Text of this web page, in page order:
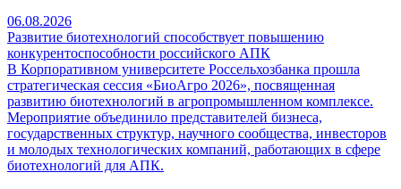
06.08.2026
Развитие биотехнологий способствует повышению
конкурентоспособности российского АПК
В Корпоративном университете Россельхозбанка прошла
стратегическая сессия «БиоАгро 2026», посвященная
развитию биотехнологий в агропромышленном комплексе.
Мероприятие объединило представителей бизнеса,
государственных структур, научного сообщества, инвесторов
и молодых технологических компаний, работающих в сфере
биотехнологий для АПК.